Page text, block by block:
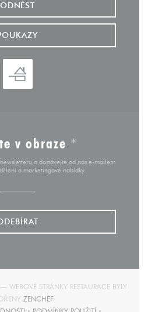
ODNÉST
v obraze *
a dostávejte od nás e-mailem
a marketingové nabídky.
STRÁNKY RESTAURACE BYLY
ZENCHEF((OTEVŘE SE V NOVÉM OKNĚ))